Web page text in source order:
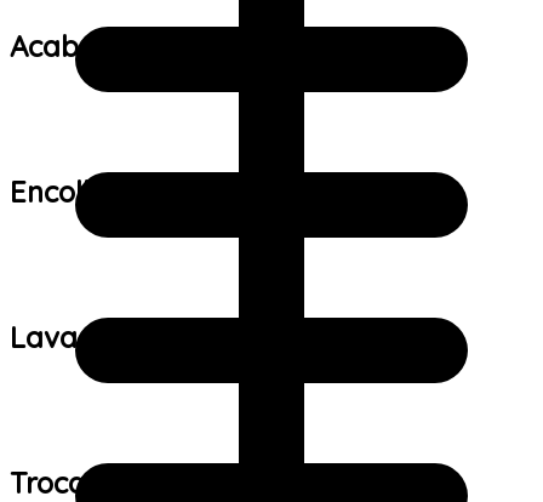
Acabamento:
Encolhimento:
Lavagem:
Trocas e devoluções: